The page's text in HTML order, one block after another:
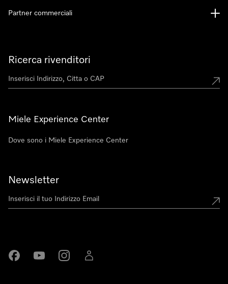
Ricerca rivenditori
Miele Experience Center
Dove sono i Miele Experience Center
Newsletter
Partner commerciali